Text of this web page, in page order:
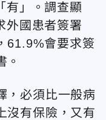
有」。調查顯
外國患者簽署
61.9%會要求簽
。
，必須比一般病
沒有保險，又有